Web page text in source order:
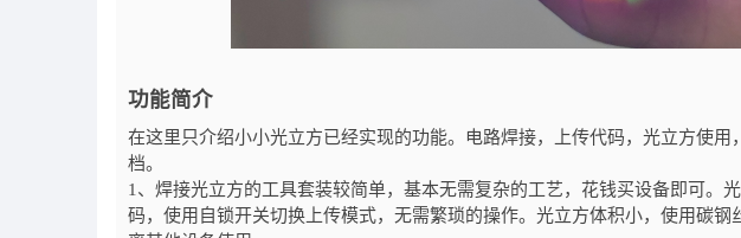
功能简介
在这里只介绍小小光立方已经实现的功能。电路焊接，上传代码，光立方使
档。
1、焊接光立方的工具套装较简单，基本无需复杂的工艺，花钱买设备即可。
码，使用自锁开关切换上传模式，无需繁琐的操作。光立方体积小，使用碳